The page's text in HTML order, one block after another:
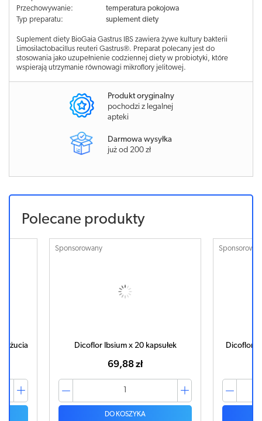
Przechowywanie:
temperatura pokojowa
Typ preparatu:
suplement diety
Suplement diety BioGaia Gastrus IBS zawiera żywe kultury bakterii
Limosilactobacillus reuteri Gastrus®. Preparat polecany jest do
stosowania jako uzupełnienie codziennej diety w probiotyki, które
wspierają utrzymanie równowagi mikroflory jelitowej.
Produkt oryginalny
pochodzi z legalnej
apteki
Darmowa wysyłka
już od 200 zł
Polecane produkty
żucia
Sponsorowany
Dicoflor Ibsium x 20 kapsułek
69,88 zł
DO KOSZYKA
Dicoflor